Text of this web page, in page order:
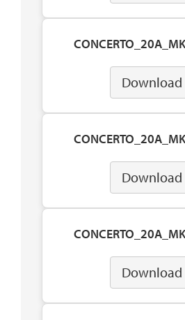
Download
Download
Download